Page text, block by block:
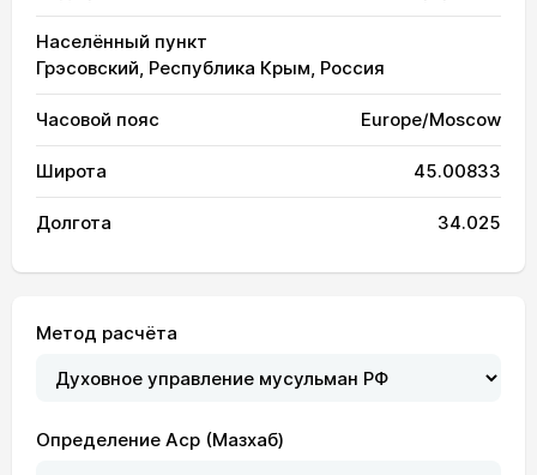
Населённый пункт
Грэсовский, Республика Крым, Россия
Часовой пояс Europe/Moscow
Широта 45.00833
Долгота 34.025
Метод расчёта
Определение Аср (Мазхаб)